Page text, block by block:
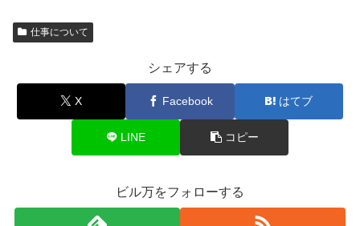
仕事について
シェアする
X Facebook はてブ
LINE コピー
ビル万をフォローする